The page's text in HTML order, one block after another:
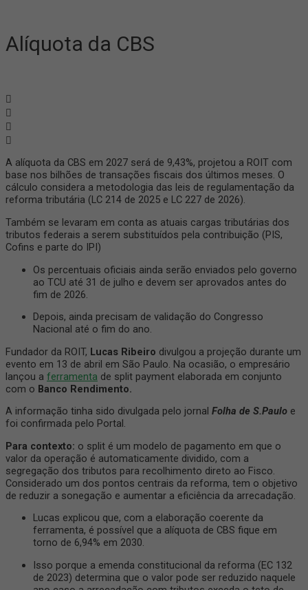
Alíquota da CBS
A alíquota da CBS em 2027 será de 9,43%, projetou a ROIT com
base nos bilhões de transações fiscais dos últimos meses. O
cálculo considera a metodologia das leis de regulamentação da
reforma tributária (LC 214 de 2025 e LC 227 de 2026).
Também se levaram em conta as atuais cargas tributárias dos
tributos federais a serem substituídos pela contribuição (PIS,
Cofins e parte do IPI)
Os percentuais oficiais ainda serão enviados pelo governo
ao TCU até 31 de julho e devem ser aprovados antes do
fim de 2026.
Depois, ainda precisam de validação do Congresso
Nacional até o fim do ano.
Fundador da ROIT, Lucas Ribeiro divulgou a projeção durante um
evento em 13 de abril em São Paulo. Na ocasião, o empresário
lançou a ferramenta de split payment elaborada em conjunto
com o Banco Rendimento.
A informação tinha sido divulgada pelo jornal Folha de S.Paulo e
foi confirmada pelo Portal.
Para contexto: o split é um modelo de pagamento em que o
valor da operação é automaticamente dividido, com a
segregação dos tributos para recolhimento direto ao Fisco.
Considerado um dos pontos centrais da reforma, tem o objetivo
de reduzir a sonegação e aumentar a eficiência da arrecadação.
Lucas explicou que, com a elaboração coerente da
ferramenta, é possível que a alíquota de CBS fique em
torno de 6,94% em 2030.
Isso porque a emenda constitucional da reforma (EC 132
de 2023) determina que o valor pode ser reduzido naquele